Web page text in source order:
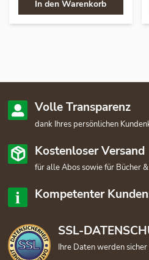
In den Warenkorb
Volle Transparenz
dank Ihres persönlichen
Kostenloser Versand
für alle Abos sowie für Bücher
Kompetenter
SSL-
Ihre Daten werden